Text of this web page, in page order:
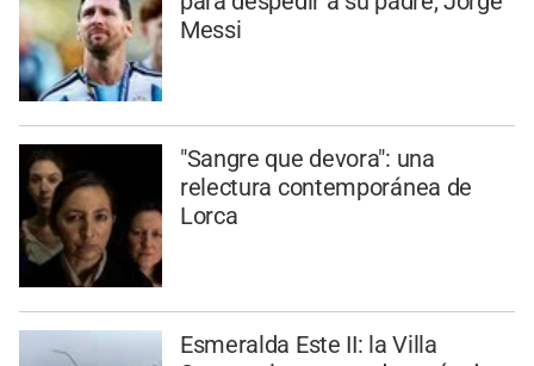
Messi
"Sangre que devora": una
relectura contemporánea de
Lorca
Esmeralda Este II: la Villa